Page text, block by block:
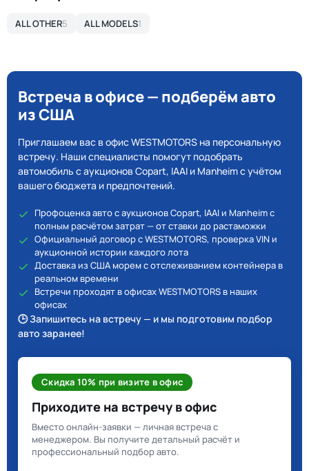
ALL OTHER5 ALL MODELS1
Встреча в офисе — подберём авто
из США
Приглашаем вас в офис WESTMOTORS на персональную
встречу. Наши специалисты помогут подобрать
автомобиль с аукционов Copart, IAAI и Manheim с учётом
вашего бюджета и предпочтений.
Профоценка авто с аукционов Copart, IAAI и Manheim с
полным расчётом затрат — от ставки до растаможки
Официальный договор с WESTMOTORS, проверка VIN и
аукционной истории каждого лота
Доставка из США морем с отслеживанием контейнера в
реальном времени
Встречи проходят в офисах WESTMOTORS в наших
офисах
🕒 Запишитесь на встречу — и мы подготовим подбор
авто заранее!
Скидка 10% при визите в офис
Приходите на встречу в офис
Вместо онлайн-заявки — личная встреча с
менеджером. Вы получите детальный расчёт и
профессиональный подбор авто.